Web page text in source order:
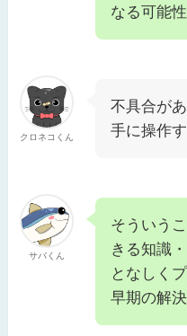
なる可能
クロネコくん
不具合が
手に操作
サバくん
そういう
きる知識
となしく
早期の解